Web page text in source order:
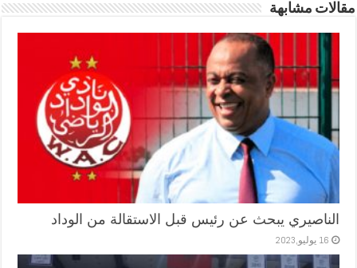
مقالات مشابهة
الناصيري يبحث عن رئيس قبل الاستقالة من الوداد
16 يوليو,2023